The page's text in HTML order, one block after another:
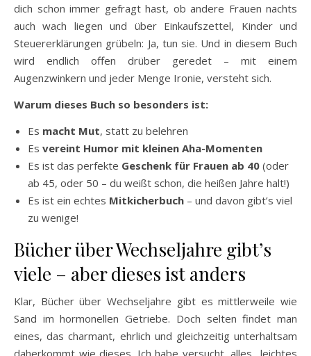
dich schon immer gefragt hast, ob andere Frauen nachts
auch wach liegen und über Einkaufszettel, Kinder und
Steuererklärungen grübeln: Ja, tun sie. Und in diesem Buch
wird endlich offen drüber geredet – mit einem
Augenzwinkern und jeder Menge Ironie, versteht sich.
Warum dieses Buch so besonders ist:
Es macht Mut, statt zu belehren
Es vereint Humor mit kleinen Aha-Momenten
Es ist das perfekte Geschenk für Frauen ab 40 (oder
ab 45, oder 50 – du weißt schon, die heißen Jahre halt!)
Es ist ein echtes Mitkicherbuch – und davon gibt’s viel
zu wenige!
Bücher über Wechseljahre gibt’s
viele – aber dieses ist anders
Klar, Bücher über Wechseljahre gibt es mittlerweile wie
Sand im hormonellen Getriebe. Doch selten findet man
eines, das charmant, ehrlich und gleichzeitig unterhaltsam
daherkommt wie dieses. Ich habe versucht, alles „leichtes